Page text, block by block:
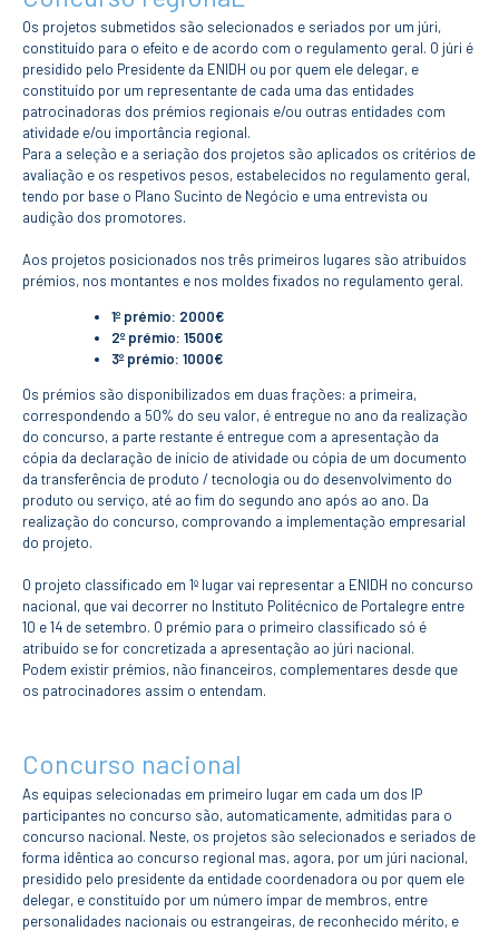
Académica
Ação Social
Informática
Desporto Escolar
Gabinete de
Apoio ao
Estudante
Guia do
Estudante
Concursos
Testemunhos
BIBLIOTECA
Informação geral
Insights
Utilizadores
Serviços
Gestão de
bibliografias
Recursos
Eletrónicos
Catálogo ENIDH
Científicas e
Técnicas
Outros Recursos
Sugestões e
Reclamações
Centros da ENIDH
Investigação e
Desenvolvimento
Projetos I&D
Projetos de
Financiamento
Projetos
Pedagógicos
Os projetos submetidos são selecionados e seriados por um júri,
constituído para o efeito e de acordo com o regulamento geral. O júri é
presidido pelo Presidente da ENIDH ou por quem ele delegar, e
constituído por um representante de cada uma das entidades
patrocinadoras dos prémios regionais e/ou outras entidades com
atividade e/ou importância regional.
Para a seleção e a seriação dos projetos são aplicados os critérios de
avaliação e os respetivos pesos, estabelecidos no regulamento geral,
tendo por base o Plano Sucinto de Negócio e uma entrevista ou
audição dos promotores.
Aos projetos posicionados nos três primeiros lugares são atribuídos
prémios, nos montantes e nos moldes fixados no regulamento geral.
1º prémio: 2000€
2º prémio: 1500€
3º prémio: 1000€
Os prémios são disponibilizados em duas frações: a primeira,
correspondendo a 50% do seu valor, é entregue no ano da realização
do concurso, a parte restante é entregue com a apresentação da
cópia da declaração de início de atividade ou cópia de um documento
da transferência de produto / tecnologia ou do desenvolvimento do
produto ou serviço, até ao fim do segundo ano após ao ano. Da
realização do concurso, comprovando a implementação empresarial
do projeto.
O projeto classificado em 1º lugar vai representar a ENIDH no concurso
nacional, que vai decorrer no Instituto Politécnico de Portalegre entre
10 e 14 de setembro. O prémio para o primeiro classificado só é
atribuído se for concretizada a apresentação ao júri nacional.
Podem existir prémios, não financeiros, complementares desde que
os patrocinadores assim o entendam.
Concurso nacional
As equipas selecionadas em primeiro lugar em cada um dos IP
participantes no concurso são, automaticamente, admitidas para o
concurso nacional. Neste, os projetos são selecionados e seriados de
forma idêntica ao concurso regional mas, agora, por um júri nacional,
presidido pelo presidente da entidade coordenadora ou por quem ele
delegar, e constituído por um número ímpar de membros, entre
personalidades nacionais ou estrangeiras, de reconhecido mérito, e